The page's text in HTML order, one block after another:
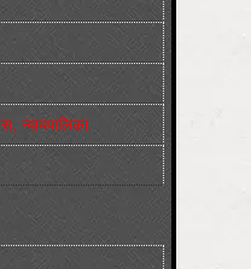
न्‍यायपालिका